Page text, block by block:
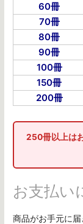
60冊
70冊
80冊
90冊
100冊
150冊
200冊
250冊以上は
お支払い
商品がお手元に